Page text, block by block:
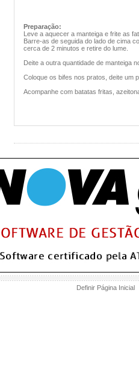
Preparação:
Leve a aquecer a manteiga e frite as
Barre-as de seguida do lado de cima
cerca de 2 minutos e retire do lume.
Deite a outra quantidade de manteiga
Coloque os bifes nos pratos, deite um
Acompanhe com batatas fritas,
Definir Página Inicial